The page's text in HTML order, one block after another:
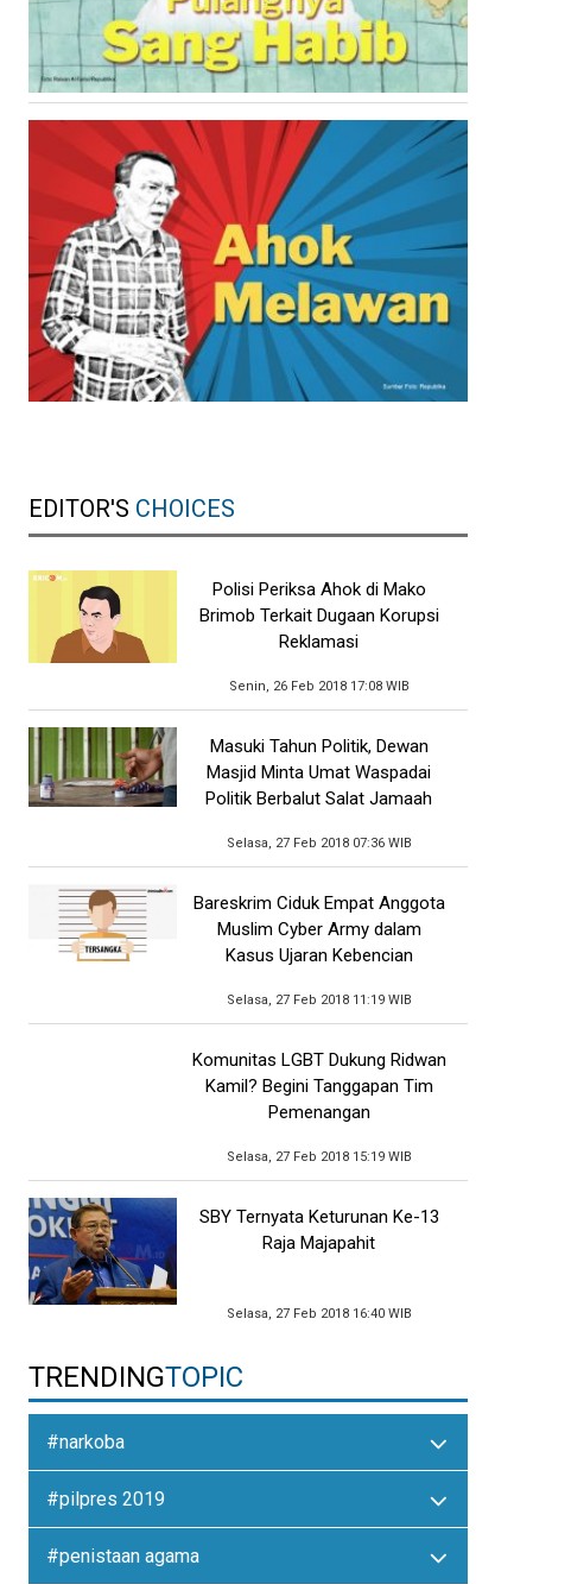
EDITOR'S CHOICES
Polisi Periksa Ahok di Mako
Brimob Terkait Dugaan Korupsi
Reklamasi
Senin, 26 Feb 2018 17:08 WIB
Masuki Tahun Politik, Dewan
Masjid Minta Umat Waspadai
Politik Berbalut Salat Jamaah
Selasa, 27 Feb 2018 07:36 WIB
Bareskrim Ciduk Empat Anggota
Muslim Cyber Army dalam
Kasus Ujaran Kebencian
Selasa, 27 Feb 2018 11:19 WIB
Komunitas LGBT Dukung Ridwan
Kamil? Begini Tanggapan Tim
Pemenangan
Selasa, 27 Feb 2018 15:19 WIB
SBY Ternyata Keturunan Ke-13
Raja Majapahit
Selasa, 27 Feb 2018 16:40 WIB
TRENDINGTOPIC
#narkoba
#pilpres 2019
#penistaan agama